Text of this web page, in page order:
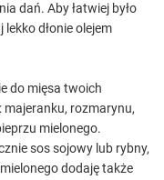
dań. Aby łatwiej było
dłonie olejem
do mięsa twoich
majeranku, rozmarynu,
mielonego.
sos sojowy lub rybny,
dodaję także